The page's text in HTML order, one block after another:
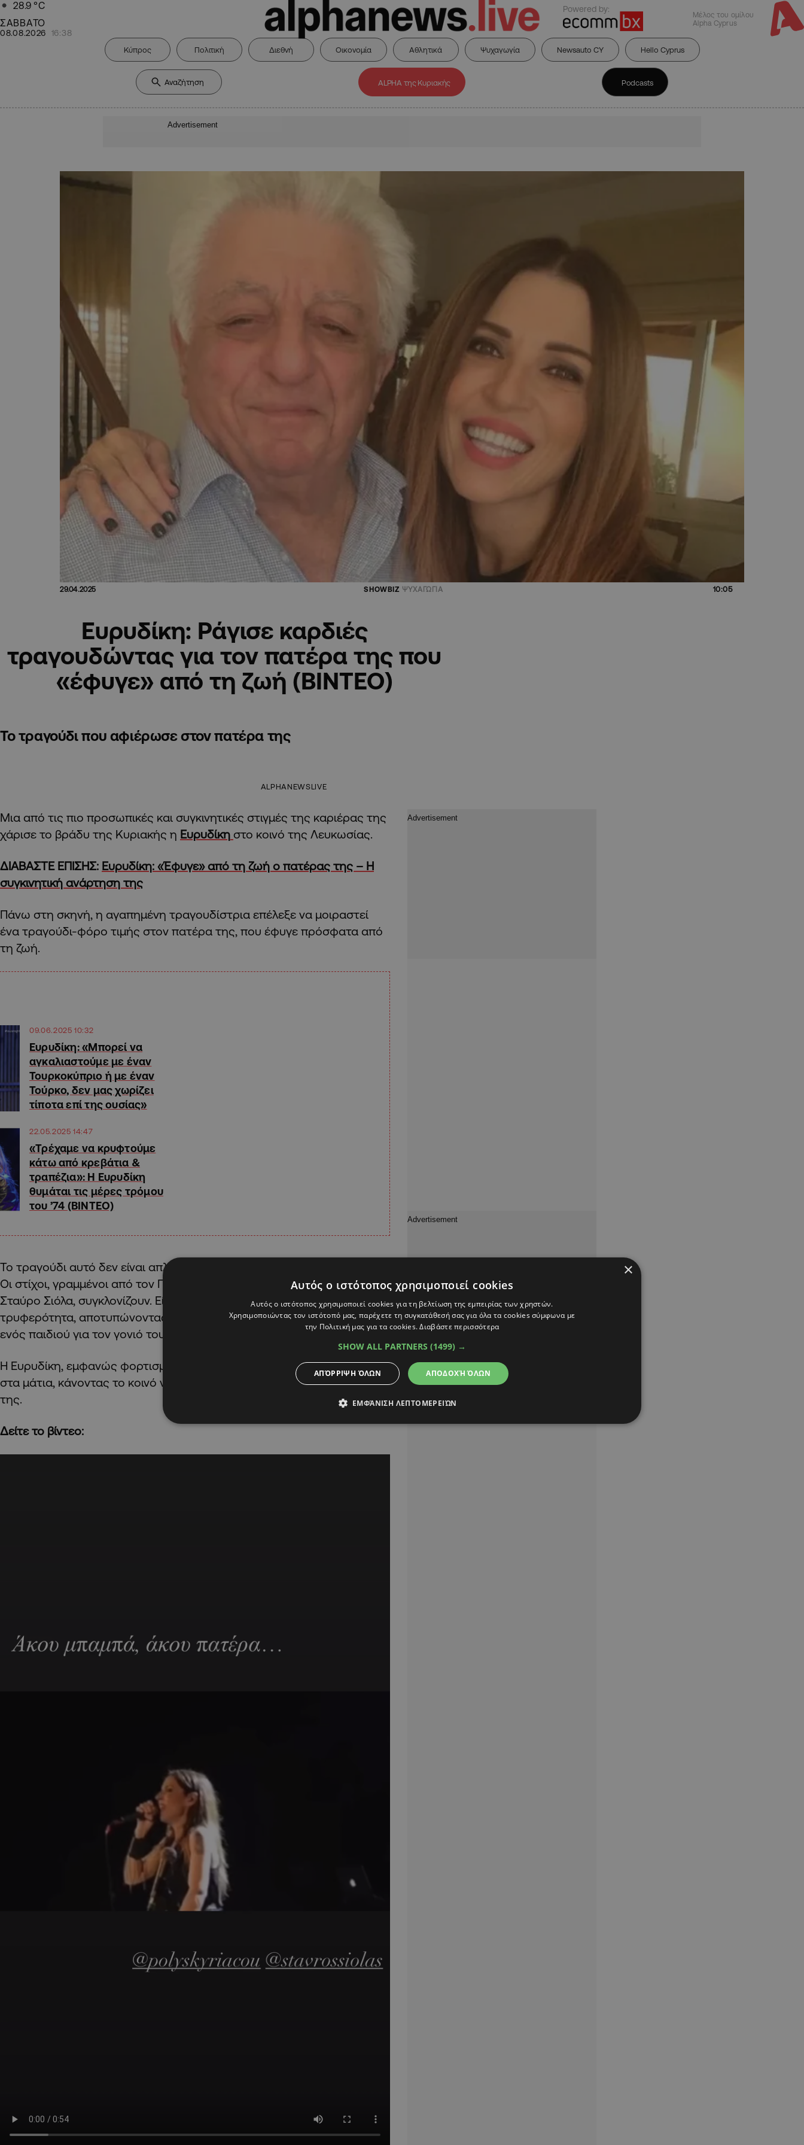
28.9 °C
ΣΑΒΒΑΤΟ
08.08.2026 16:38
Powered by:
Μέλος του ομίλου
Alpha Cyprus
Κύπρος Πολιτική Διεθνή Οικονομία Αθλητικά Ψυχαγωγία Newsauto CY Hello Cyprus
ALPHA της Κυριακής Podcasts
Advertisement
29.04.2025 SHOWBIZ ΨΥΧΑΓΩΓΙΑ 10:05
Ευρυδίκη: Ράγισε καρδιές
τραγουδώντας για τον πατέρα της που
«έφυγε» από τη ζωή (ΒΙΝΤΕΟ)
Το τραγούδι που αφιέρωσε στον πατέρα της
ALPHANEWSLIVE
Μια από τις πιο προσωπικές και συγκινητικές στιγμές της καριέρας της
χάρισε το βράδυ της Κυριακής η Ευρυδίκη στο κοινό της Λευκωσίας.
ΔΙΑΒΑΣΤΕ ΕΠΙΣΗΣ: Ευρυδίκη: «Έφυγε» από τη ζωή ο πατέρας της – Η
συγκινητική ανάρτηση της
Πάνω στη σκηνή, η αγαπημένη τραγουδίστρια επέλεξε να μοιραστεί
ένα τραγούδι-φόρο τιμής στον πατέρα της, που έφυγε πρόσφατα από
τη ζωή.
09.06.2025 10:32
Ευρυδίκη: «Μπορεί να
αγκαλιαστούμε με έναν
Τουρκοκύπριο ή με έναν
Τούρκο, δεν μας χωρίζει
τίποτα επί της ουσίας»
22.05.2025 14:47
«Τρέχαμε να κρυφτούμε
κάτω από κρεβάτια &
τραπέζια»: Η Ευρυδίκη
θυμάται τις μέρες τρόμου
του ’74 (ΒΙΝΤΕΟ)
Το τραγούδι αυτό δεν είναι απλώς μια ερμηνεία, αλλά μια εξομολόγηση.
Οι στίχοι, γραμμένοι από τον Πόλυ Κυριάκου και μελοποιημένοι από τον
Σταύρο Σιόλα, συγκλονίζουν. Είναι γεμάτοι εικόνες, αναμνήσεις και
τρυφερότητα, αποτυπώνοντας την απώλεια, αλλά και τη βαθιά αγάπη
ενός παιδιού για τον γονιό του.
Η Ευρυδίκη, εμφανώς φορτισμένη, ερμήνευσε το κομμάτι με δάκρυα
στα μάτια, κάνοντας το κοινό να σιωπήσει και να βιώσει τη στιγμή μαζί
της.
Δείτε το βίντεο:
×
Αυτός ο ιστότοπος χρησιμοποιεί cookies
Αυτός ο ιστότοπος χρησιμοποιεί cookies για τη βελτίωση της εμπειρίας των χρηστών.
Χρησιμοποιώντας τον ιστότοπό μας, παρέχετε τη συγκατάθεσή σας για όλα τα cookies σύμφωνα με
την Πολιτική μας για τα cookies.Διαβάστε περισσότερα
SHOW ALL PARTNERS (1499) →
ΑΠΟΔΟΧΉ ΌΛΩΝ
ΑΠΌΡΡΙΨΗ ΌΛΩΝ
ΕΜΦΆΝΙΣΗ ΛΕΠΤΟΜΕΡΕΙΏΝ